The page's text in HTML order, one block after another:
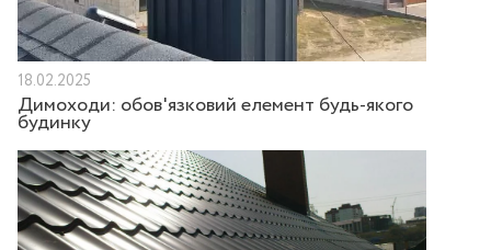
18.02.2025
Димоходи: обов'язковий елемент будь-якого
будинку